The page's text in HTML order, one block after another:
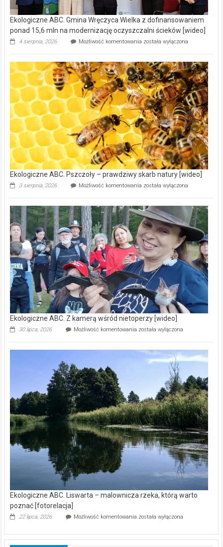
Ekologiczne ABC. Gmina Wręczyca Wielka z dofinansowaniem
ponad 15,6 mln na modernizację oczyszczalni ścieków [wideo]
4 sierpnia, 2026 Możliwość komentowania Ekologiczne
Wręczyca
Wielka
z
dofinansowaniem
ponad
15,6
mln
na
modernizację
oczyszczalni
ścieków
[wideo]
została wyłączona
Ekologiczne ABC. Pszczoły – prawdziwy skarb natury [wideo]
3 sierpnia, 2026 Możliwość komentowania Ekologiczne
–
prawdziwy
skarb
natury
[wideo]
została wyłączona
Ekologiczne ABC. Z kamerą wśród nietoperzy [wideo]
30 lipca, 2026 Możliwość komentowania Ekologiczne
kamerą
wśród
została wyłączona
Ekologiczne ABC. Liswarta – malownicza rzeka, którą warto
poznać [fotorelacja]
22 lipca, 2026 Możliwość komentowania Ekologiczne
–
została wyłączona